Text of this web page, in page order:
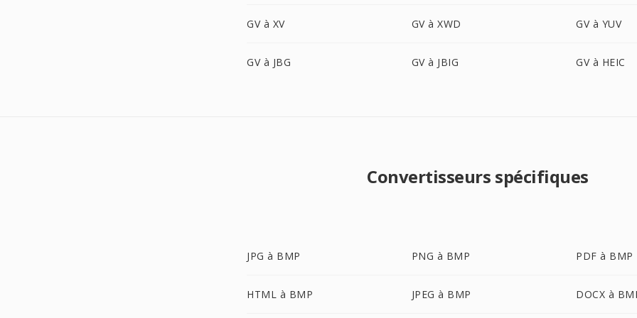
GV à XV GV à XWD GV à YUV
GV à JBG GV à JBIG GV à HEIC
Convertisseurs spécifiques
JPG à BMP PNG à BMP PDF à BMP
HTML à BMP JPEG à BMP DOCX à